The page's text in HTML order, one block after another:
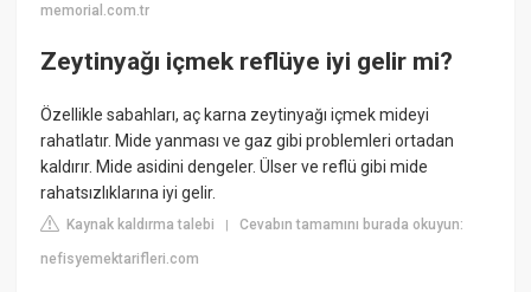
memorial.com.tr
Zeytinyağı içmek reflüye iyi gelir mi?
Özellikle sabahları, aç karna zeytinyağı içmek mideyi
rahatlatır. Mide yanması ve gaz gibi problemleri ortadan
kaldırır. Mide asidini dengeler. Ülser ve reflü gibi mide
rahatsızlıklarına iyi gelir.
Kaynak kaldırma talebi |Cevabın tamamını burada okuyun:
nefisyemektarifleri.com